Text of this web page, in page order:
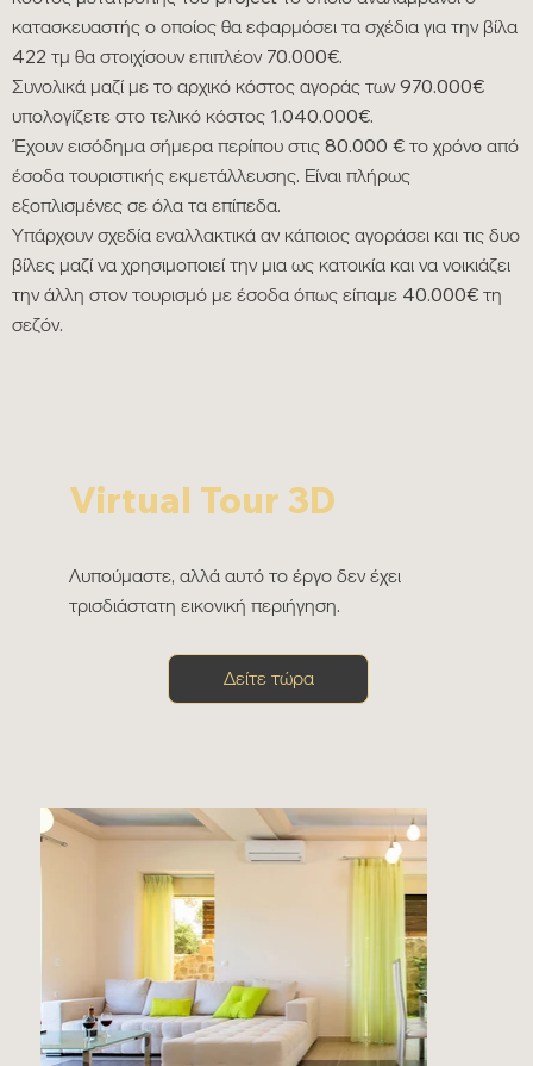
κατασκευαστής ο οποίος θα εφαρμόσει τα σχέδια για την βίλα
422 τμ θα στοιχίσουν επιπλέον 70.000€.
Συνολικά μαζί με το αρχικό κόστος αγοράς των 970.000€
υπολογίζετε στο τελικό κόστος 1.040.000€.
Έχουν εισόδημα σήμερα περίπου στις 80.000 € το χρόνο από
έσοδα τουριστικής εκμετάλλευσης. Είναι πλήρως
εξοπλισμένες σε όλα τα επίπεδα.
Υπάρχουν σχεδία εναλλακτικά αν κάποιος αγοράσει και τις δυο
βίλες μαζί να χρησιμοποιεί την μια ως κατοικία και να νοικιάζει
την άλλη στον τουρισμό με έσοδα όπως είπαμε 40.000€ τη
σεζόν.
Virtual Tour 3D
Λυπούμαστε, αλλά αυτό το έργο δεν έχει
τρισδιάστατη εικονική περιήγηση.
Δείτε τώρα